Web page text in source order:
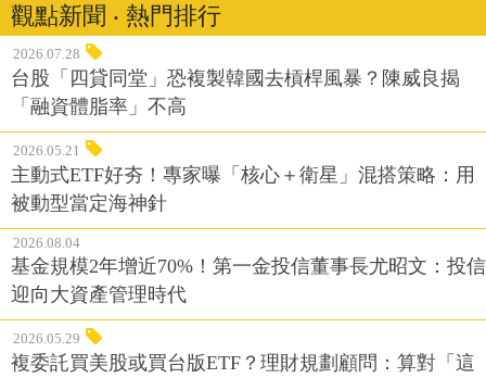
觀點新聞 ‧ 熱門排行
2026.07.28
台股「四貸同堂」恐複製韓國去槓桿風暴？陳威良揭
「融資體脂率」不高
2026.05.21
主動式ETF好夯！專家曝「核心＋衛星」混搭策略：用
被動型當定海神針
2026.08.04
基金規模2年增近70%！第一金投信董事長尤昭文：投信
迎向大資產管理時代
2026.05.29
複委託買美股或買台版ETF？理財規劃顧問：算對「這